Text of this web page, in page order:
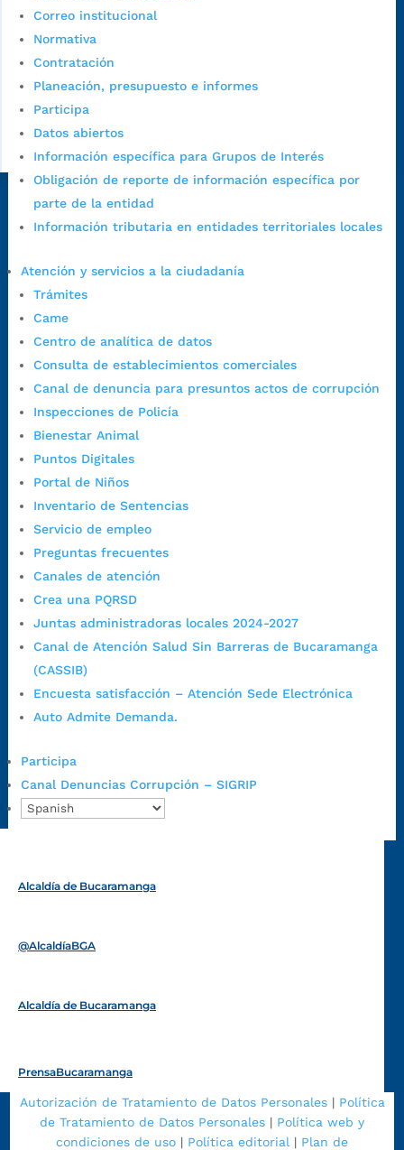
Correo institucional
Normativa
Contratación
Planeación, presupuesto e informes
Participa
Datos abiertos
Información específica para Grupos de Interés
Obligación de reporte de información específica por
parte de la entidad
Información tributaria en entidades territoriales locales
Atención y servicios a la ciudadanía
Trámites
Came
Centro de analítica de datos
Consulta de establecimientos comerciales
Canal de denuncia para presuntos actos de corrupción
Inspecciones de Policía
Bienestar Animal
Puntos Digitales
Portal de Niños
Inventario de Sentencias
Servicio de empleo
Preguntas frecuentes
Canales de atención
Crea una PQRSD
Juntas administradoras locales 2024-2027
Canal de Atención Salud Sin Barreras de Bucaramanga
(CASSIB)
Encuesta satisfacción – Atención Sede Electrónica
Auto Admite Demanda.
Participa
Canal Denuncias Corrupción – SIGRIP
Dirección Fase I:Calle 35 # 10-43, Bucaramanga, Santander,
Colombia.
Colombia
Código Postal:
Horario de Atención:
1:00 p.m. a 5:30 p.m. / viernes jornada continua en el horario de
7:00 a.m. a 5:00 p.m., con 30 minutos de descanso al medio día.
Horario de Atención CAME (Central):
Lunes a jueves: 7:00 a.m. a 12:00 m y de 1:00 p.m. a 5:30 p.m.
Viernes: 7:00 a.m. a 5:00 p.m. en Jornada Continua con
30 minutos de descanso al medio día.
Horario de Atención CAME (Norte):
Dirección: Carrera 12 #16N-84 del barrio Kennedy.
Horario habitual de lunes a viernes en
a.m. a 3:00 p.m.
Teléfono Conmutador:+57 (607) 633 70 00
Líneagratuita:+57 (607) 652 55 55
Correo Institucional: contactenos@bucaramanga.gov.co
Correo de notificaciones
judiciales: notificaciones@bucaramanga.gov.co
Canal de denuncia para presuntos actos de corrupción:
https://canaldenuncia.bucaramanga.gov.co/
Radique aquí su queja disciplinaria:
https://www.bucaramanga.gov.co/gobierno-ciudadanos-
1/secretarias/oficina-de-control-interno-disciplinario/
Alcaldía de Bucaramanga
@AlcaldíaBGA
Alcaldía de Bucaramanga
PrensaBucaramanga
Autorización de Tratamiento de Datos Personales| Política
de Tratamiento de Datos Personales | Política web y
condiciones de uso | Política editorial | Plan de